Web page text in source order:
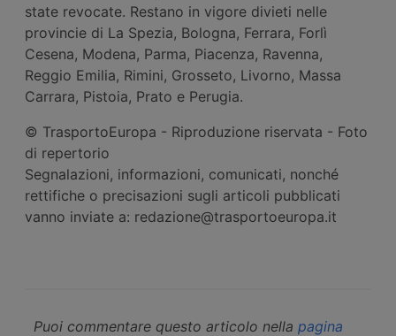
state revocate. Restano in vigore divieti nelle
provincie di La Spezia, Bologna, Ferrara, Forlì
Cesena, Modena, Parma, Piacenza, Ravenna,
Reggio Emilia, Rimini, Grosseto, Livorno, Massa
Carrara, Pistoia, Prato e Perugia.
© TrasportoEuropa - Riproduzione riservata - Foto
di repertorio
Segnalazioni, informazioni, comunicati, nonché
rettifiche o precisazioni sugli articoli pubblicati
vanno inviate a: redazione@trasportoeuropa.it
Puoi commentare questo articolo nella pagina